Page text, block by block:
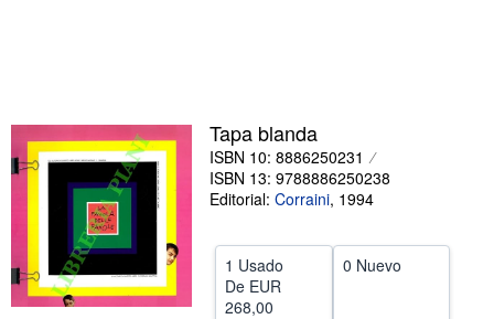
Vendedores
Comenzar a vender
Tapa blanda
ISBN 10: 8886250231
ISBN 13: 9788886250238
Editorial: Corraini, 1994
1 Usado
De EUR
268,00
0 Nuevo